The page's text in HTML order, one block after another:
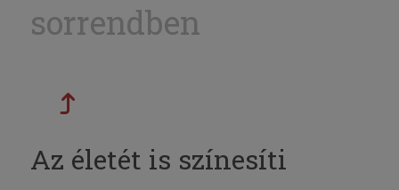
sorrendben
Az életét is színesíti